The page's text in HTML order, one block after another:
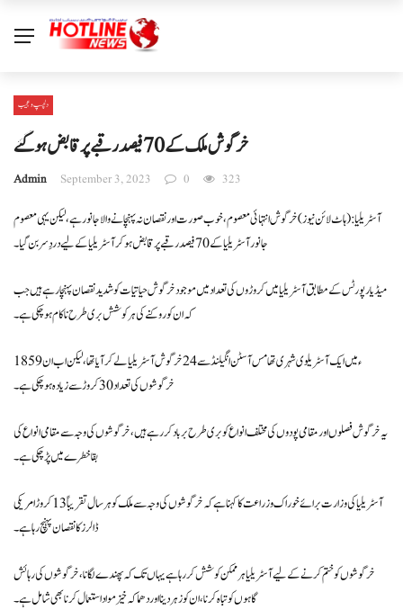
دلچسپ و عجیب
خرگوش ملک کے 70 فیصد رقبے پر قابض ہو گئے
Admin September 3, 2023 0 323
آسٹریلیا: ( ہاٹ لائن نیوز) خرگوش انتہائی معصوم، خوب صورت اور نقصان نہ پہنچانے والا جانور ہے، لیکن یہی معصوم
جانور آسٹریلیا کے 70 فیصد رقبے پر قابض ہو کر آسٹریلیا کے لیے دردِ سر بن گیا ۔
میڈیا رپورٹس کے مطابق آسٹریلیا میں کروڑوں کی تعداد میں موجود خرگوش حیاتیات کو شدید نقصان پہنچا رہے ہیں جب
کہ ان کو روکنے کی ہر کوشش بری طرح ناکام ہو چکی ہے۔
1859 ء میں ایک آسٹریلوی شہری تھامس آسٹن انگیلنڈ سے 24 خرگوش آسٹریلیا لے کر آیا تھا ، لیکن اب ان
خرگوشوں کی تعداد 30 کروڑ سے زیادہ ہو چکی ہے۔
یہ خرگوش فصلوں اور مقامی پودوں کی مختلف انواع کو بری طرح برباد کر رہے ہیں، خرگوشوں کی وجہ سے مقامی انواع کی
بقا خطرے میں پڑ چکی ہے ۔
آسٹریلیا کی وزارت برائے خوراک و زراعت کا کہنا ہے کہ خرگوشوں کی وجہ سے ملک کو ہر سال تقریباً 13 کروڑ امریکی
ڈالرز کا نقصان پہنچ رہا ہے۔
خرگوشوں کو ختم کرنے کے لیے آسٹریلیا ہر ممکن کوشش کر رہا ہے یہاں تک کہ پھندے لگانا ، خرگوشوں کی رہائش
گاہوں کو تباہ کرنا، ان کو زہر دینا اور دھماکہ خیز مواد استعمال کرنا بھی شامل ہے ۔